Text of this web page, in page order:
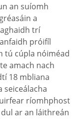
an suíomh
a
trí
próifíl
tú cúpla nóiméad
amach nach
18 mbliana
seiceálacha
ríomhphost
ar an láithreán